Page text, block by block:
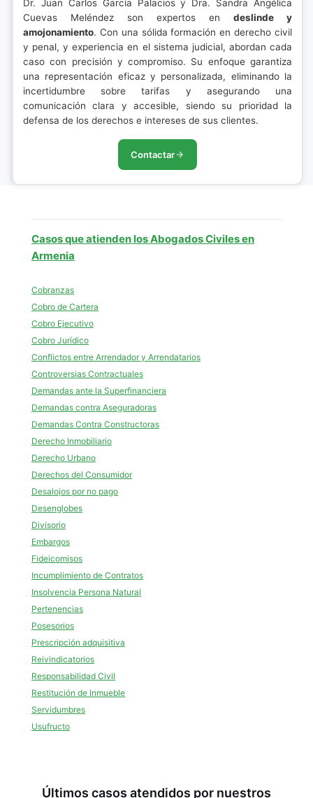
Dr. Juan Carlos García Palacios y Dra. Sandra Angélica
Cuevas Meléndez son expertos en deslinde y
amojonamiento. Con una sólida formación en derecho civil
y penal, y experiencia en el sistema judicial, abordan cada
caso con precisión y compromiso. Su enfoque garantiza
una representación eficaz y personalizada, eliminando la
incertidumbre sobre tarifas y asegurando una
comunicación clara y accesible, siendo su prioridad la
defensa de los derechos e intereses de sus clientes.
Contactar
Casos que atienden los Abogados Civiles en
Armenia
Cobranzas
Cobro de Cartera
Cobro Ejecutivo
Cobro Jurídico
Conflictos entre Arrendador y Arrendatarios
Controversias Contractuales
Demandas ante la Superfinanciera
Demandas contra Aseguradoras
Demandas Contra Constructoras
Derecho Inmobiliario
Derecho Urbano
Derechos del Consumidor
Desalojos por no pago
Desenglobes
Divisorio
Embargos
Fideicomisos
Incumplimiento de Contratos
Insolvencia Persona Natural
Pertenencias
Posesorios
Prescripción adquisitiva
Reivindicatorios
Responsabilidad Civil
Restitución de Inmueble
Servidumbres
Usufructo
Últimos casos atendidos por nuestros